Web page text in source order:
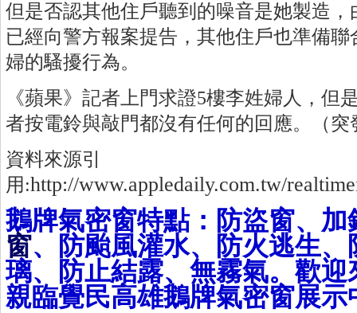
但是否認其他住戶聽到的噪音是她製造
已經向警方報案提告，其他住戶也準備
婦的騷擾行為。
《蘋果》記者上門求證5樓李姓婦人，但
者按電鈴與敲門都沒有任何的回應。（
資料來源引
用:http://www.appledaily.com.tw/
鵝牌氣密窗特點：防盜窗、加
窗、 防颱風灌水、防火逃生、
璃、防止結露、無霧氣。歡
親臨覺民高雄鵝牌氣密窗展示